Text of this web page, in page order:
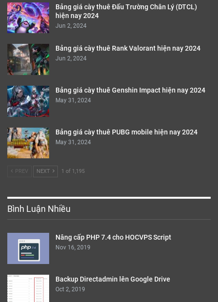
Bảng giá cày thuê Đấu Trường Chân Lý (DTCL)
hiện nay 2024
Jun 2, 2024
Bảng giá cày thuê Rank Valorant hiện nay 2024
Jun 2, 2024
Bảng giá cày thuê Genshin Impact hiện nay 2024
May 31, 2024
Bảng giá cày thuê PUBG mobile hiện nay 2024
May 31, 2024
PREV NEXT 1 of 1,195
Bình Luận Nhiều
Nâng cấp PHP 7.4 cho HOCVPS Script
Nov 16, 2019
Backup Directadmin lên Google Drive
Oct 2, 2019